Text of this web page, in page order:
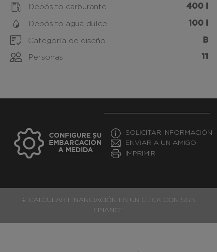
Depósito carburante 400 l
Depósito agua dulce 100 l
Categoría de diseño B
Personas 11
CONFIGURE SU
EMBARCACIÓN
A MEDIDA
SOLICITAR INFORMACIÓN
ENVIAR A UN AMIGO
IMPRIMIR
€ CALCULAR FINANCIACIÓN EN UN CLICK CON SGB
FINANCE